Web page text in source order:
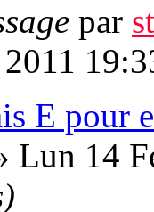
par
E pour
Lun 14